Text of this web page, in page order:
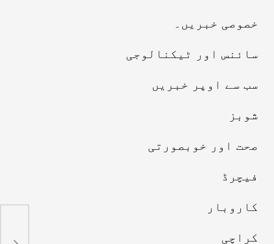
خصوصی خبریں۔
سائنس اور ٹیکنالوجی
سب سے اوپر خبریں
شوبز
صحت اور خوبصورتی
فیچرڈ
کاروبار
کراچی